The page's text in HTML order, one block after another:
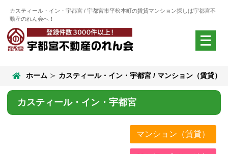
カスティール・イン・宇都宮 / 宇都宮市平松本町の賃貸マンション探しは宇都宮不
動産のれん会へ！
メ
ニ
を
開
ホーム カスティール・イン・宇都宮 / マンション（賃貸）
カスティール・イン・宇都宮
マンション（賃貸）